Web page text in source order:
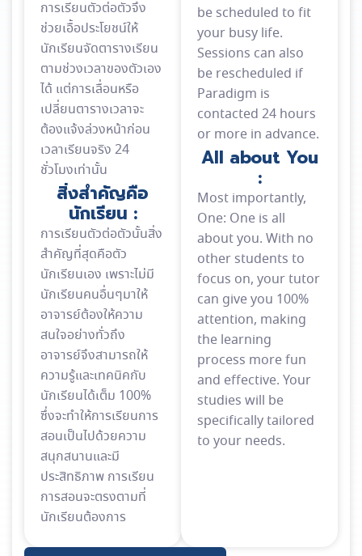
การเรียนตัวต่อตัวจึง
ช่วยเอื้อประโยชน์ให้
นักเรียนจัดตารางเรียน
ตามช่วงเวลาของตัวเอง
ได้ แต่การเลื่อนหรือ
เปลี่ยนตารางเวลาจะ
ต้องแจ้งล่วงหน้าก่อน
เวลาเรียนจริง 24
ชั่วโมงเท่านั้น
สิ่งสำคัญคือ
นักเรียน :
การเรียนตัวต่อตัวนั้นสิ่ง
สำคัญที่สุดคือตัว
นักเรียนเอง เพราะไม่มี
นักเรียนคนอื่นๆมาให้
อาจารย์ต้องให้ความ
สนใจอย่างทั่วถึง
อาจารย์จึงสามารถให้
ความรู้และเทคนิคกับ
นักเรียนได้เต็ม 100%
ซึ่งจะทำให้การเรียนการ
สอนเป็นไปด้วยความ
สนุกสนานและมี
ประสิทธิภาพ การเรียน
การสอนจะตรงตามที่
นักเรียนต้องการ
be scheduled to fit
your busy life.
Sessions can also
be rescheduled if
Paradigm is
contacted 24 hours
or more in advance.
All about You
:
Most importantly,
One: One is all
about you. With no
other students to
focus on, your tutor
can give you 100%
attention, making
the learning
process more fun
and effective. Your
studies will be
specifically tailored
to your needs.